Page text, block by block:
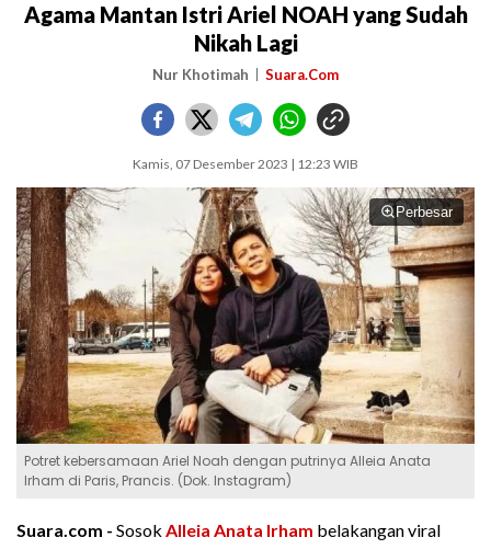
Agama Mantan Istri Ariel NOAH yang Sudah
Nikah Lagi
Nur Khotimah Suara.Com
Kamis, 07 Desember 2023 | 12:23 WIB
Perbesar
Potret kebersamaan Ariel Noah dengan putrinya Alleia Anata
Irham di Paris, Prancis. (Dok. Instagram)
Suara.com - Sosok Alleia Anata Irham belakangan viral